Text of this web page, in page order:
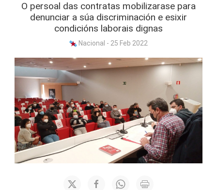
O persoal das contratas mobilizarase para
denunciar a súa discriminación e esixir
condicións laborais dignas
Nacional - 25 Feb 2022